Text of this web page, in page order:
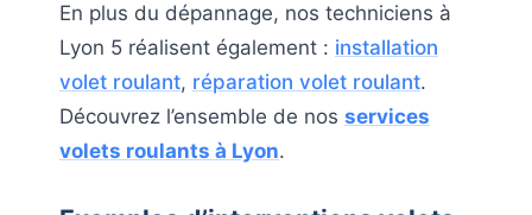
En plus du dépannage, nos techniciens à
Lyon 5 réalisent également : installation
volet roulant, réparation volet roulant.
Découvrez l’ensemble de nos services
volets roulants à Lyon.